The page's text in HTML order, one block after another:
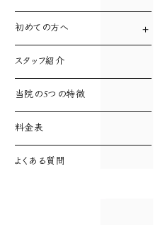
初めての方へ
診療方針
診療の流れ
スタッフ紹介
当院の5つの特徴
料金表
よくある質問